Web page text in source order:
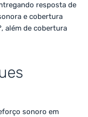
resposta de
e cobertura
, além de cobertura
sonoro em